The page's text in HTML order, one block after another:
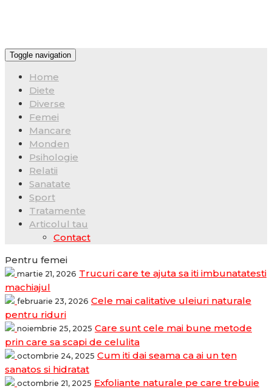
Toggle navigation
Home
Diete
Diverse
Femei
Mancare
Monden
Psihologie
Relatii
Sanatate
Sport
Tratamente
Articolul tau
Contact
Pentru femei
martie 21, 2026 Trucuri care te ajuta sa iti imbunatatesti
machiajul
februarie 23, 2026 Cele mai calitative uleiuri naturale
pentru riduri
noiembrie 25, 2025 Care sunt cele mai bune metode
prin care sa scapi de celulita
octombrie 24, 2025 Cum iti dai seama ca ai un ten
sanatos si hidratat
octombrie 21, 2025 Exfoliante naturale pe care trebuie